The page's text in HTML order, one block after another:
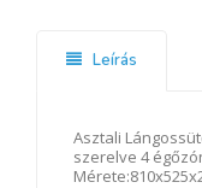
Leírás
Asztali
szerelve 4